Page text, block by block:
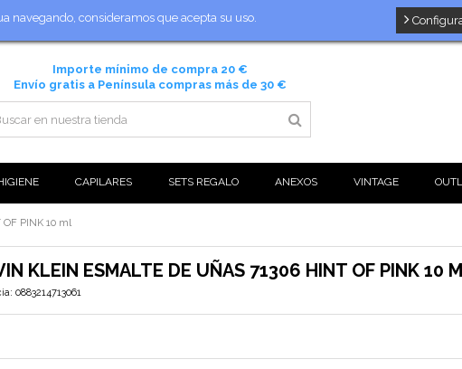
navegando, consideramos que acepta su uso.
Importe mínimo de compra 20 €
Envío gratis a Península compras más de 30 €
CAPILARES SETS REGALO ANEXOS VINTAGE
OF PINK 10 ml
KLEIN ESMALTE DE UÑAS 71306 HINT OF PINK 10
0883214713061